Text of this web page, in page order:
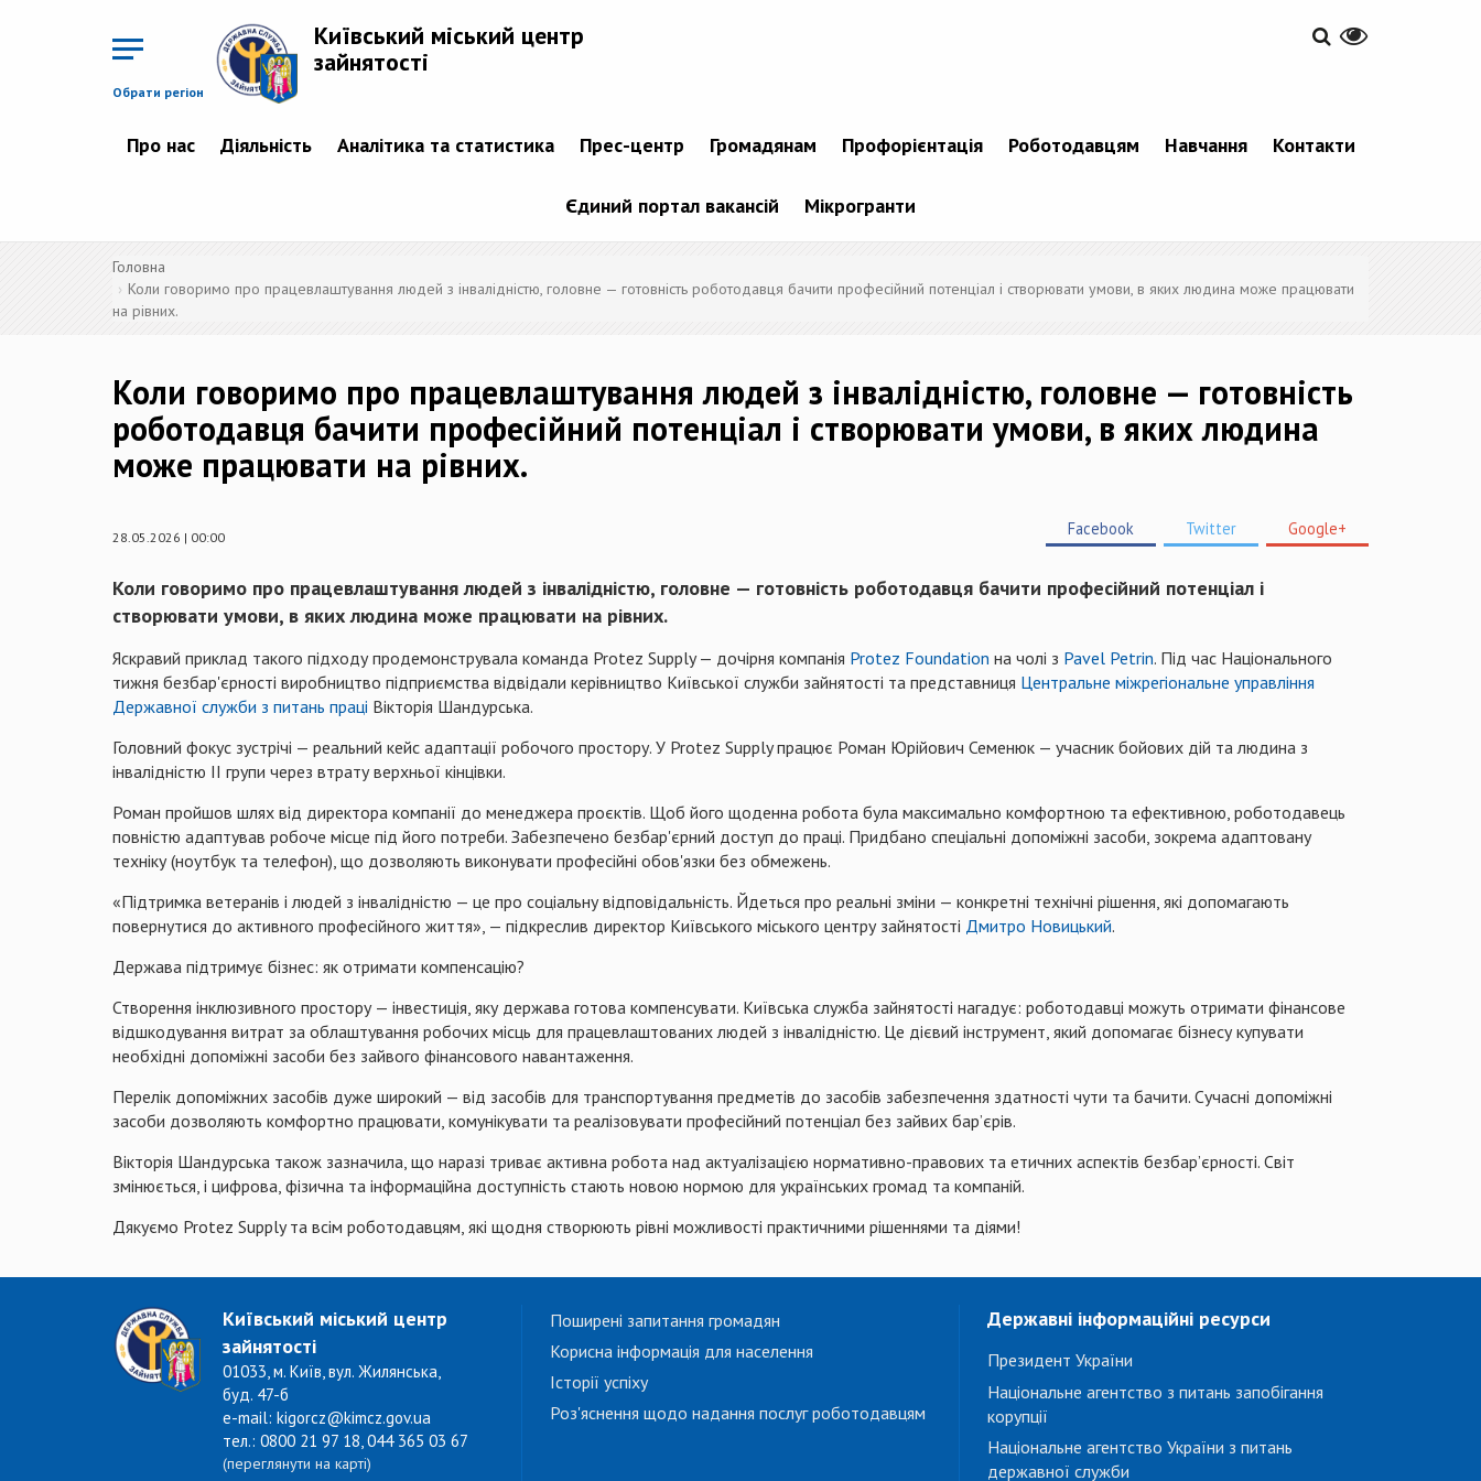
Обрати регіон
Київський міський центр
зайнятості
Про нас Діяльність Аналітика та статистика Прес-центр Громадянам Профорієнтація Роботодавцям Навчання Контакти
Єдиний портал вакансій Мікрогранти
Головна
Коли говоримо про працевлаштування людей з інвалідністю, головне — готовність роботодавця бачити професійний потенціал і створювати умови, в яких людина може працювати
на рівних.
Коли говоримо про працевлаштування людей з інвалідністю, головне — готовність
роботодавця бачити професійний потенціал і створювати умови, в яких людина
може працювати на рівних.
28.05.2026 | 00:00 Facebook Twitter Google+
Коли говоримо про працевлаштування людей з інвалідністю, головне — готовність роботодавця бачити професійний потенціал і
створювати умови, в яких людина може працювати на рівних.
​Яскравий приклад такого підходу продемонструвала команда Protez Supply — дочірня компанія Protez Foundation на чолі з Pavel Petrin. ​Під час Національного
тижня безбар'єрності виробництво підприємства відвідали керівництво Київської служби зайнятості та представниця Центральне міжрегіональне управління
Державної служби з питань праці Вікторія Шандурська.
​Головний фокус зустрічі — реальний кейс адаптації робочого простору. У Protez Supply працює Роман Юрійович Семенюк — учасник бойових дій та людина з
інвалідністю II групи через втрату верхньої кінцівки.
​Роман пройшов шлях від директора компанії до менеджера проєктів. Щоб його щоденна робота була максимально комфортною та ефективною, роботодавець
повністю адаптував робоче місце під його потреби. Забезпечено безбар'єрний доступ до праці. Придбано спеціальні допоміжні засоби, зокрема адаптовану
техніку (ноутбук та телефон), що дозволяють виконувати професійні обов'язки без обмежень.
​«Підтримка ветеранів і людей з інвалідністю — це про соціальну відповідальність. Йдеться про реальні зміни — конкретні технічні рішення, які допомагають
повернутися до активного професійного життя», — підкреслив директор Київського міського центру зайнятості Дмитро Новицький.
​Держава підтримує бізнес: як отримати компенсацію?
​Створення інклюзивного простору — інвестиція, яку держава готова компенсувати. Київська служба зайнятості нагадує: роботодавці можуть отримати фінансове
відшкодування витрат за облаштування робочих місць для працевлаштованих людей з інвалідністю. ​Це дієвий інструмент, який допомагає бізнесу купувати
необхідні допоміжні засоби без зайвого фінансового навантаження.
Перелік допоміжних засобів дуже широкий — від засобів для транспортування предметів до засобів забезпечення здатності чути та бачити. Сучасні допоміжні
засоби дозволяють комфортно працювати, комунікувати та реалізовувати професійний потенціал без зайвих бар’єрів.
​Вікторія Шандурська також зазначила, що наразі триває активна робота над актуалізацією нормативно-правових та етичних аспектів безбар’єрності. Світ
змінюється, і цифрова, фізична та інформаційна доступність стають новою нормою для українських громад та компаній.
​Дякуємо Protez Supply та всім роботодавцям, які щодня створюють рівні можливості практичними рішеннями та діями!
Київський міський центр
зайнятості
01033, м. Київ, вул. Жилянська,
буд. 47-б
e-mail: kigorcz@kimcz.gov.ua
тел.: 0800 21 97 18, 044 365 03 67
(переглянути на карті)
Поширені запитання громадян
Корисна інформація для населення
Історії успіху
Роз'яснення щодо надання послуг роботодавцям
Державні інформаційні ресурси
Президент України
Національне агентство з питань запобігання
корупції
Національне агентство України з питань
державної служби